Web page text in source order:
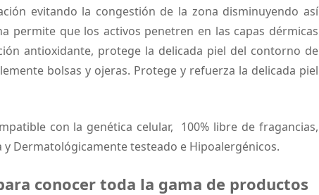
evitando la congestión de la zona disminuyendo así
permite que los activos penetren en las capas dérmicas
antioxidante, protege la delicada piel del contorno de
bolsas y ojeras. Protege y refuerza la delicada piel
con la genética celular, 100% libre de fragancias,
y Dermatológicamente testeado e Hipoalergénicos.
conocer toda la gama de productos